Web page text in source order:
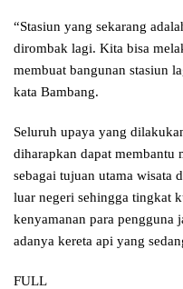
“Stasiun yang sekarang
dirombak lagi. Kita bisa
membuat bangunan stasiun
kata Bambang.
Seluruh upaya yang
diharapkan dapat membantu
sebagai tujuan utama wisata
luar negeri sehingga tingkat
kenyamanan para pengguna
adanya kereta api yang
FULL